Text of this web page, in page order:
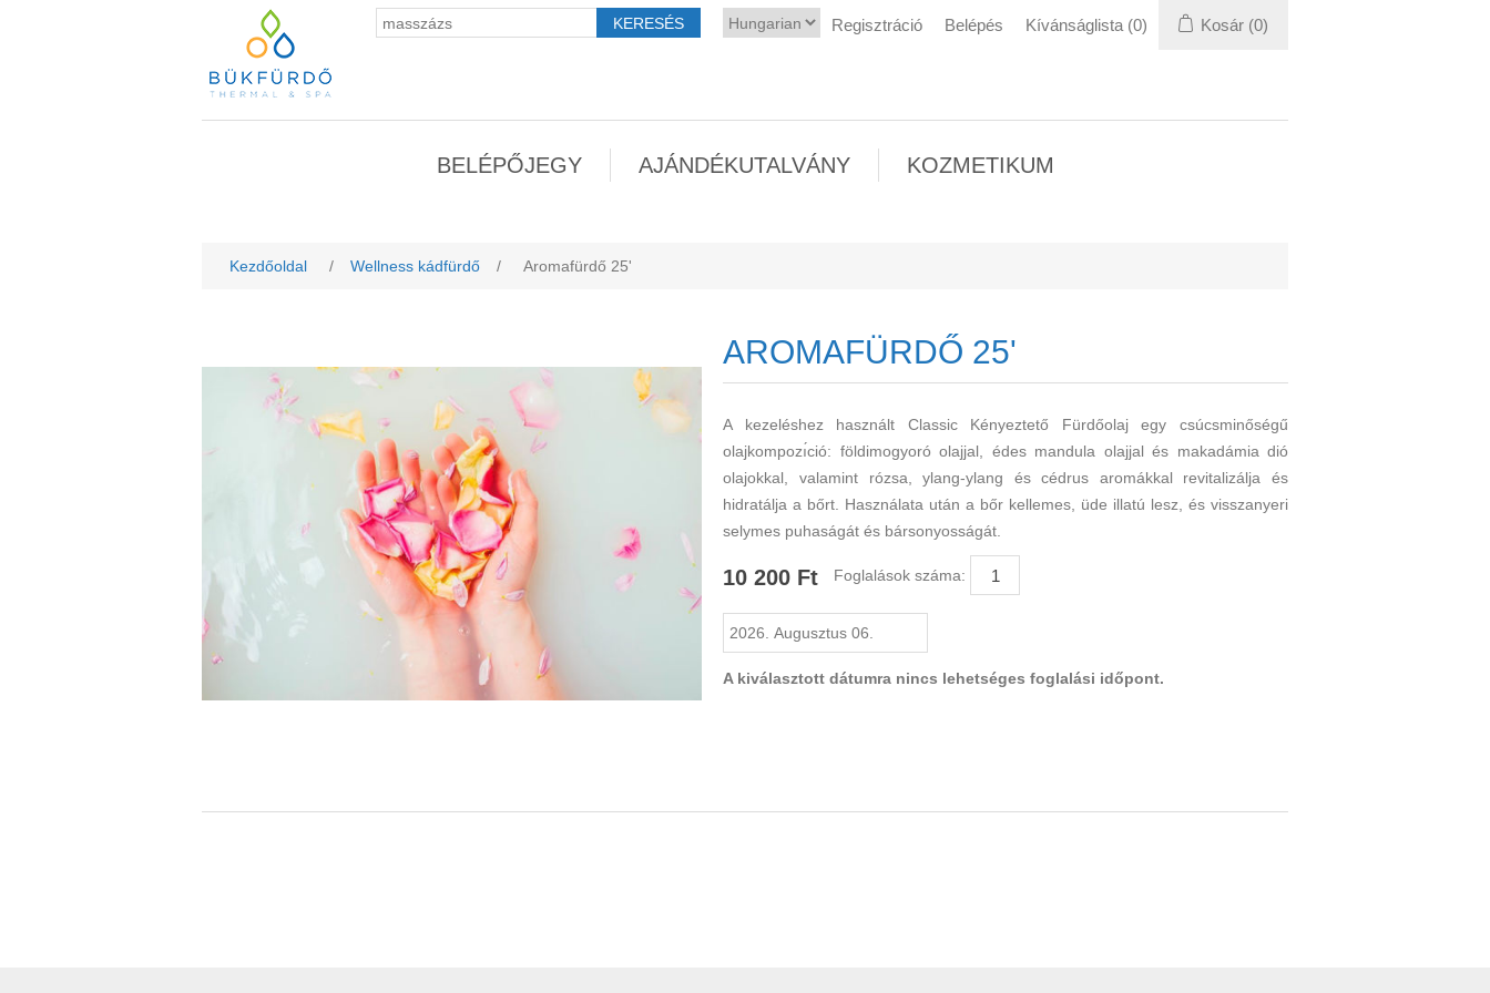
Regisztráció Belépés Kívánságlista (0) Kosár (0)
BELÉPŐJEGY AJÁNDÉKUTALVÁNY KOZMETIKUM
Kezdőoldal / Wellness kádfürdő / Aromafürdő 25'
AROMAFÜRDŐ 25'
A kezeléshez használt Classic Kényeztető Fürdőolaj egy csúcsminőségű
olajkompozı́ció: földimogyoró olajjal, édes mandula olajjal és makadámia dió
olajokkal, valamint rózsa, ylang-ylang és cédrus aromákkal revitalizálja és
hidratálja a bőrt. Használata után a bőr kellemes, üde illatú lesz, és visszanyeri
selymes puhaságát és bársonyosságát.
10 200 Ft Foglalások száma:
A kiválasztott dátumra nincs lehetséges foglalási időpont.